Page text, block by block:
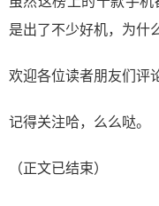
是出了不少好机，为什
欢迎各位读者朋友们评
记得关注哈，么么哒。
（正文已结束）